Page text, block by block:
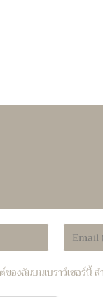
Enter
your
address
องฉันบนเบราว์เซอร์นี้